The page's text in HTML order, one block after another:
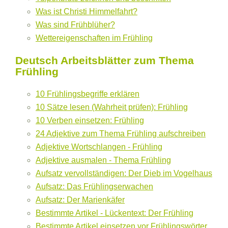
Was ist Christi Himmelfahrt?
Was sind Frühblüher?
Wettereigenschaften im Frühling
Deutsch Arbeitsblätter zum Thema
Frühling
10 Frühlingsbegriffe erklären
10 Sätze lesen (Wahrheit prüfen): Frühling
10 Verben einsetzen: Frühling
24 Adjektive zum Thema Frühling aufschreiben
Adjektive Wortschlangen - Frühling
Adjektive ausmalen - Thema Frühling
Aufsatz vervollständigen: Der Dieb im Vogelhaus
Aufsatz: Das Frühlingserwachen
Aufsatz: Der Marienkäfer
Bestimmte Artikel - Lückentext: Der Frühling
Bestimmte Artikel einsetzen vor Frühlingswörter